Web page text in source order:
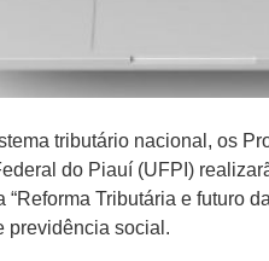
tributário nacional, os
do Piauí (UFPI)
Tributária e futuro
previdência social.